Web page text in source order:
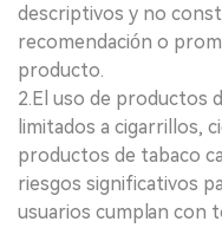
descriptivos y no
recomendación o
producto.
2.El uso de productos
limitados a cigarrillos,
productos de tabaco
riesgos significativos
usuarios cumplan con